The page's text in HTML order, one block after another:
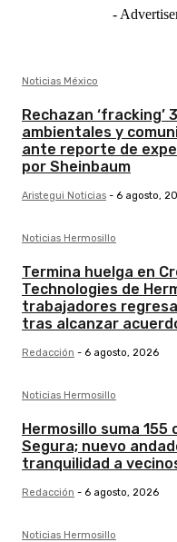
-
Noticias México
Rechazan ‘fracking’
ambientales y
ante reporte de
por Sheinbaum
Aristegui Noticias - 6 agosto,
Noticias Hermosillo
Termina huelga en
Technologies de
trabajadores
tras alcanzar
Redacción - 6 agosto, 2026
Noticias Hermosillo
Hermosillo suma 155
Segura; nuevo
tranquilidad a
Redacción - 6 agosto, 2026
Noticias Hermosillo